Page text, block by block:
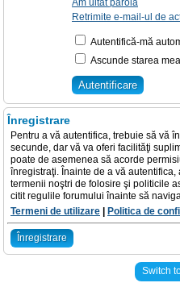
Am uitat parola
Retrimite e-mail-ul de
Autentifică-mă
Ascunde starea
Înregistrare
Pentru a vă autentifica, trebuie să vă
secunde, dar vă va oferi facilităţi
poate de asemenea să acorde
înregistraţi. Înainte de a vă
termenii noştri de folosire şi politicile
citit regulile forumului înainte să
Termeni de utilizare
Politica de
Înregistrare
Switch